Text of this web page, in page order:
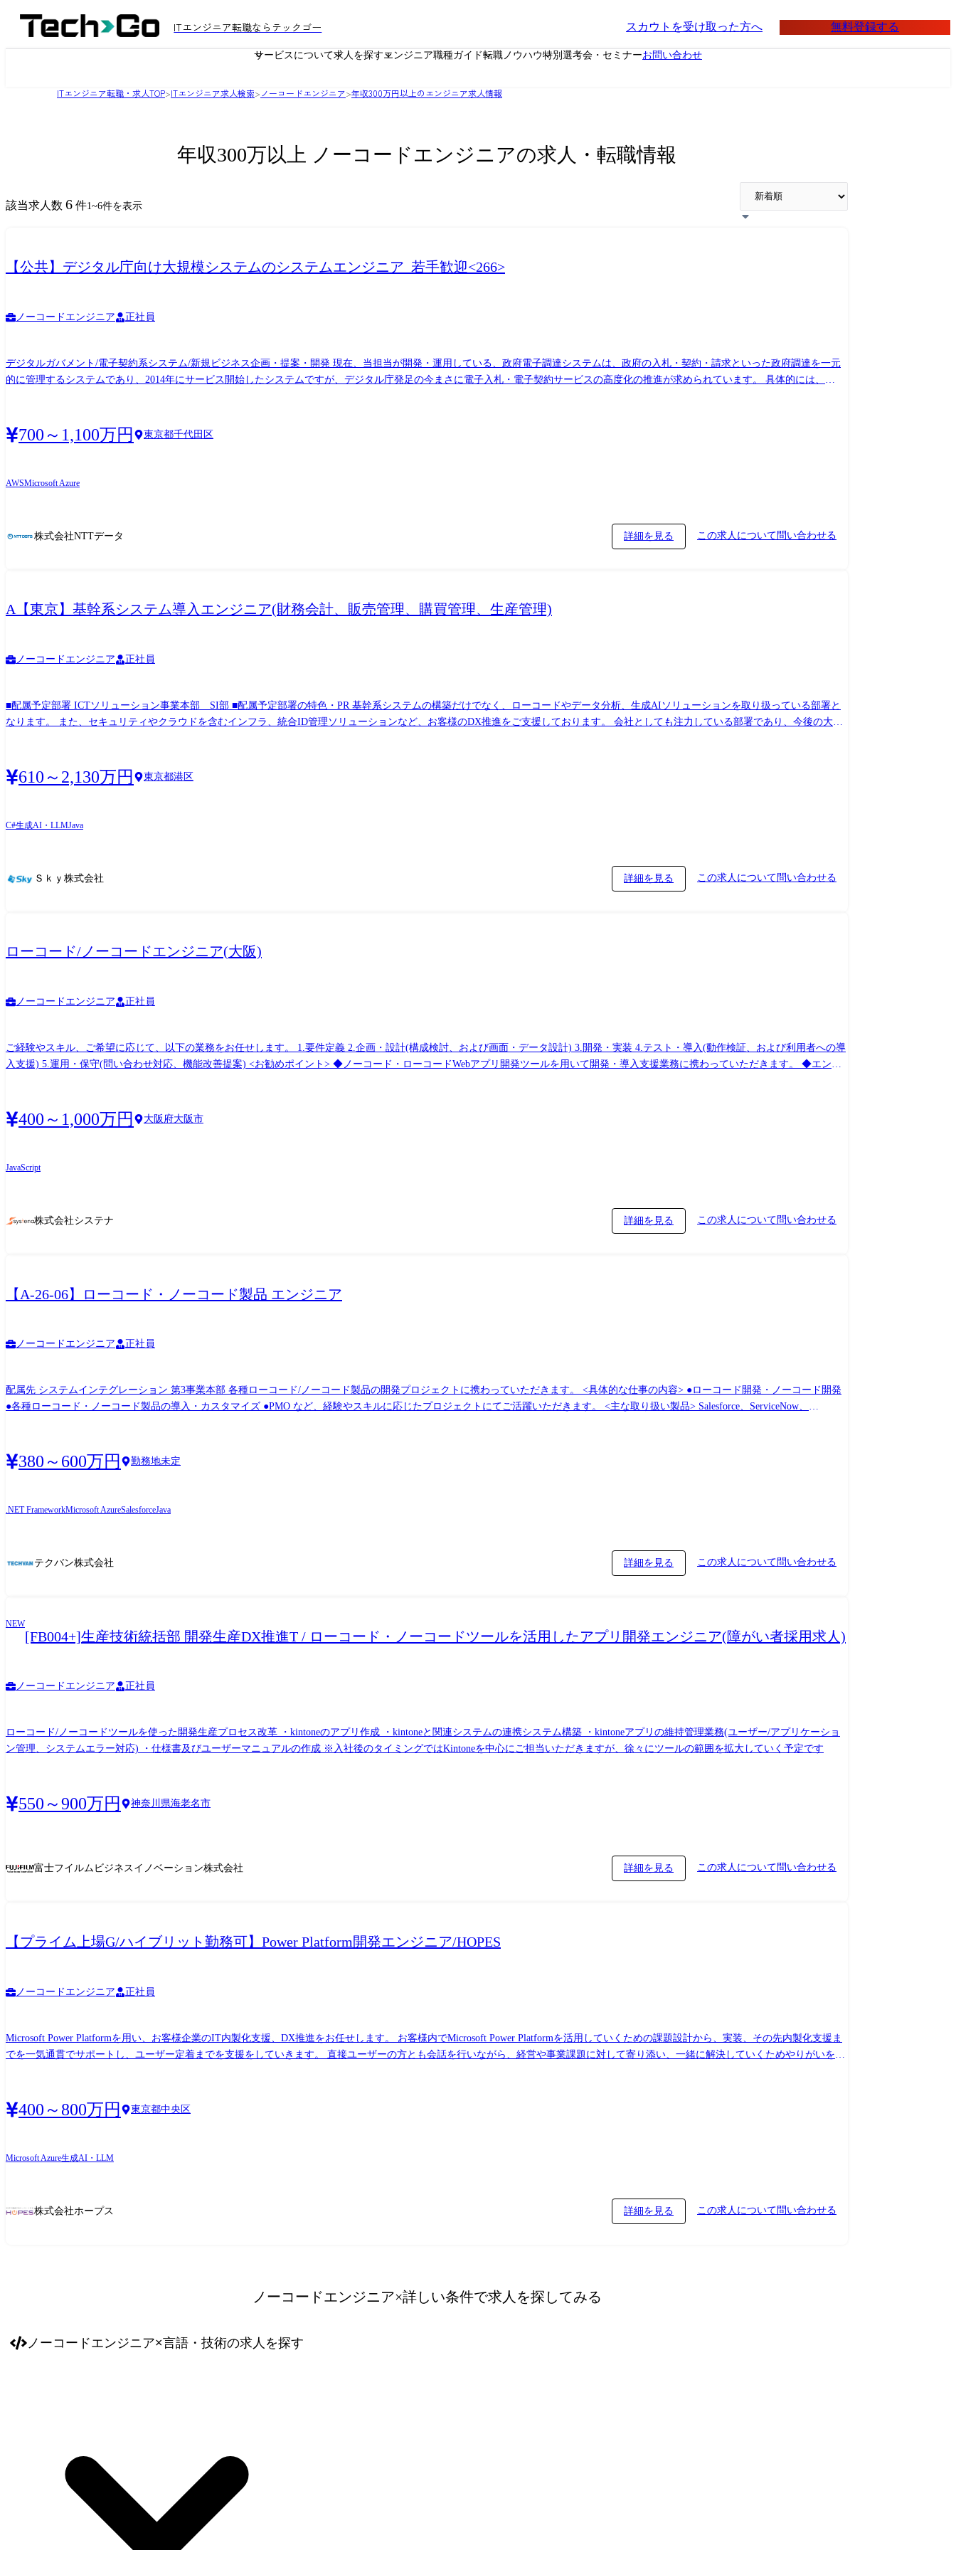
ITエンジニア転職ならテックゴー スカウトを受け取った方へ 無料登録する
サービスについて求人を探すエンジニア職種ガイド転職ノウハウ特別選考会・セミナーお問い合わせ
ITエンジニア転職・求人TOP>ITエンジニア求人検索>ノーコードエンジニア>年収300万円以上のエンジニア求人情報
年収300万以上 ノーコードエンジニアの求人・転職情報
該当求人数 6 件1~6件を表示
【公共】デジタル庁向け大規模システムのシステムエンジニア_若手歓迎<266>
ノーコードエンジニア 正社員
デジタルガバメント/電子契約系システム/新規ビジネス企画・提案・開発 現在、当担当が開発・運用している、政府電子調達システムは、政府の入札・契約・請求といった政府調達を一元
的に管理するシステムであり、2014年にサービス開始したシステムですが、デジタル庁発足の今まさに電子入札・電子契約サービスの高度化の推進が求められています。 具体的には、
ューチェーンを生み出し、金融等の様々な分野を跨いだビジネス創出にも取り組んでもらうことも想定しています。
700～1,100万円 東京都千代田区
AWSMicrosoft Azure
株式会社NTTデータ 詳細を見る この求人について問い合わせる
A【東京】基幹系システム導入エンジニア(財務会計、販売管理、購買管理、生産管理)
ノーコードエンジニア 正社員
■配属予定部署 ICTソリューション事業本部 SI部 ■配属予定部署の特色・PR 基幹系システムの構築だけでなく、ローコードやデータ分析、生成AIソリューションを取り扱っている部署と
なります。 また、セキュリティやクラウドを含むインフラ、統合ID管理ソリューションなど、お客様のDX推進をご支援しております。 会社としても注力している部署であり、今後の大き
をご支援いたします。 昨今のERPパッケージ導入においては、Fit to Standardが主流になってきており、ERPパッケージにFitしない領域については、 フルスクラッチやローコードソリューシ
ョンを用いた周辺サブシステムの開発も実施いたします。 対応フェーズは、構想策定、要件定義、アプリケーション設計、開発、評価となり、システム導入後は保守運用までを担います。
ービスを用いたシステム提案業務を実施いたします。 業務を通じて財務会計、販売管理、購買管理、生産管理等の業務知識が習得できます。 DXで開発手法も大きな変革を迎えようとして
フルスクラッチやローコードソリューションを用いた周辺サブシステムの開発
610～2,130万円 東京都港区
C#生成AI・LLMJava
Ｓｋｙ株式会社 詳細を見る この求人について問い合わせる
ローコード/ノーコードエンジニア(大阪)
ノーコードエンジニア 正社員
ご経験やスキル、ご希望に応じて、以下の業務をお任せします。 1.要件定義 2.企画・設計(構成検討、および画面・データ設計) 3.開発・実装 4.テスト・導入(動作検証、および利用者への導
入支援) 5.運用・保守(問い合わせ対応、機能改善提案) <お勧めポイント> ◆ノーコード・ローコードWebアプリ開発ツールを用いて開発・導入支援業務に携わっていただきます。 ◆エンド
へダイレクトに反映することができることも、業務魅力の一つです。 !ご本人の経験・スキル、要望などに合わせてPL/CL/PM業務に従事していただく予定です! CLは担当顧客を持ち、PLは
持ち帰り案件を担当するイメージです。 ・大手ガスメーカー原料購買システム再構築案件 ・研修管理/遺産管理システムの開発案件 ・人事系ワークフローシステムの刷新案件 ・建設業向け
からの直請け案件(プライム)で、5 ~20名程度のチームで動きます。 ●勤務場所は自社社内とお客様先が6:4です。 ●通信キャリアやメーカーとの付き合いも20年以上に渡る為、非常にリレー
400～1,000万円 大阪府大阪市
JavaScript
株式会社システナ 詳細を見る この求人について問い合わせる
【A-26-06】ローコード・ノーコード製品 エンジニア
ノーコードエンジニア 正社員
配属先 システムインテグレーション 第3事業本部 各種ローコード/ノーコード製品の開発プロジェクトに携わっていただきます。 <具体的な仕事の内容> ●ローコード開発・ノーコード開発
●各種ローコード・ノーコード製品の導入・カスタマイズ ●PMO など、経験やスキルに応じたプロジェクトにてご活躍いただきます。 <主な取り扱い製品> Salesforce、ServiceNow、
380～600万円 勤務地未定
.NET FrameworkMicrosoft AzureSalesforceJava
テクバン株式会社 詳細を見る この求人について問い合わせる
NEW
[FB004+]生産技術統括部 開発生産DX推進T / ローコード・ノーコードツールを活用したアプリ開発エンジニア(障がい者採用求人)
ノーコードエンジニア 正社員
ローコード/ノーコードツールを使った開発生産プロセス改革 ・kintoneのアプリ作成 ・kintoneと関連システムの連携システム構築 ・kintoneアプリの維持管理業務(ユーザー/アプリケーショ
ン管理、システムエラー対応) ・仕様書及びユーザーマニュアルの作成 ※入社後のタイミングではKintoneを中心にご担当いただきますが、徐々にツールの範囲を拡大していく予定です
550～900万円 神奈川県海老名市
富士フイルムビジネスイノベーション株式会社 詳細を見る この求人について問い合わせる
【プライム上場G/ハイブリット勤務可】Power Platform開発エンジニア/HOPES
ノーコードエンジニア 正社員
Microsoft Power Platformを用い、お客様企業のIT内製化支援、DX推進をお任せします。 お客様内でMicrosoft Power Platformを活用していくための課題設計から、実装、その先内製化支援ま
でを一気通貫でサポートし、ユーザー定着までを支援をしていきます。 直接ユーザーの方とも会話を行いながら、経営や事業課題に対して寄り添い、一緒に解決していくためやりがいを感
開発(アジャイル) 使用言語/環境：Power Apps、PowerAutomate 案件例②：生成AI活用推進 工程：要件定義～リリース 使用言語/環境：Power Apps,Power Automate,Dataverse ※従事すべ
き業務の変更の範囲：IT開発関連業務
400～800万円 東京都中央区
Microsoft Azure生成AI・LLM
株式会社ホープス 詳細を見る この求人について問い合わせる
ノーコードエンジニア×詳しい条件で求人を探してみる
ノーコードエンジニア×言語・技術の求人を探す